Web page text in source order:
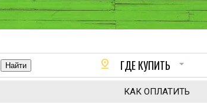
pin_drop
ГДЕ КУПИТЬ arrow_drop_down
КАК ОПЛАТИТЬ